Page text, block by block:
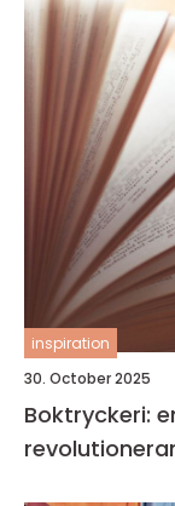
inspiration
30. October 2025
Boktryckeri: